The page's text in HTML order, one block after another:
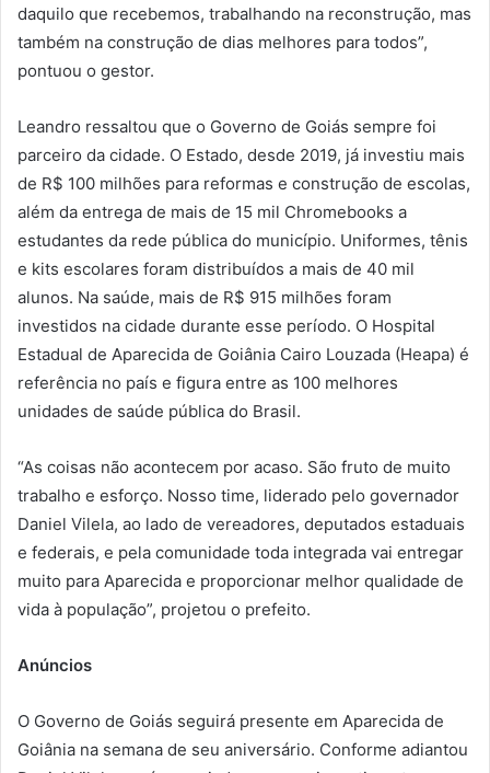
daquilo que recebemos, trabalhando na reconstrução, mas
também na construção de dias melhores para todos”,
pontuou o gestor.
Leandro ressaltou que o Governo de Goiás sempre foi
parceiro da cidade. O Estado, desde 2019, já investiu mais
de R$ 100 milhões para reformas e construção de escolas,
além da entrega de mais de 15 mil Chromebooks a
estudantes da rede pública do município. Uniformes, tênis
e kits escolares foram distribuídos a mais de 40 mil
alunos. Na saúde, mais de R$ 915 milhões foram
investidos na cidade durante esse período. O Hospital
Estadual de Aparecida de Goiânia Cairo Louzada (Heapa) é
referência no país e figura entre as 100 melhores
unidades de saúde pública do Brasil.
“As coisas não acontecem por acaso. São fruto de muito
trabalho e esforço. Nosso time, liderado pelo governador
Daniel Vilela, ao lado de vereadores, deputados estaduais
e federais, e pela comunidade toda integrada vai entregar
muito para Aparecida e proporcionar melhor qualidade de
vida à população”, projetou o prefeito.
Anúncios
O Governo de Goiás seguirá presente em Aparecida de
Goiânia na semana de seu aniversário. Conforme adiantou